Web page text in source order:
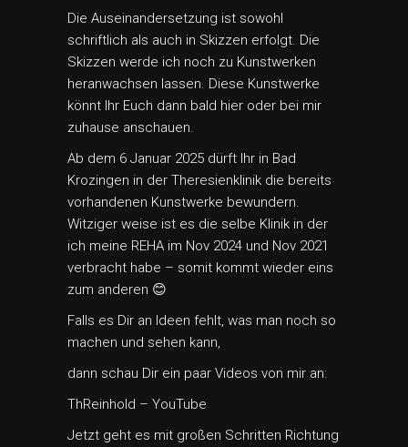
Die Auseinandersetzung ist sowohl
schriftlich als auch in Skizzen erfolgt. Die
Skizzen werde ich noch zu Kunstwerken
heranwachsen lassen. Diese Kunstwerke
könnt Ihr Euch dann bald hier oder bei mir
zuhause anschauen.
Ab dem 6 Januar 2025 dürft Ihr in Bad
Krozingen in der Theresienklinik die bereits
vorhandenen Kunstwerke bewundern.
Witziger weise ist es die selbe Klinik in der
ich meine REHA im Nov 2024 und Nov 2021
verbracht habe – somit kommt wieder eins
zum anderen 😊
Falls es Dir an Ideen fehlt, was man noch so
machen und sehen kann,
dann schau Dir ein paar Videos von mir an:
ThReinhold – YouTube
Jetzt geht es mit großen Schritten Richtung